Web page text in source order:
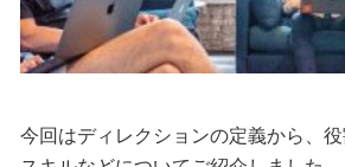
今回はディレクションの定義から、